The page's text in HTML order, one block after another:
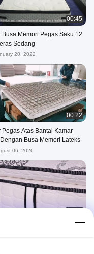
00:45
Busa Memori Pegas Saku 12
Sedang
20, 2022
00:22
Pegas Atas Bantal Kamar
Busa Memori Lateks
06, 2026
15 inci 38cm High End